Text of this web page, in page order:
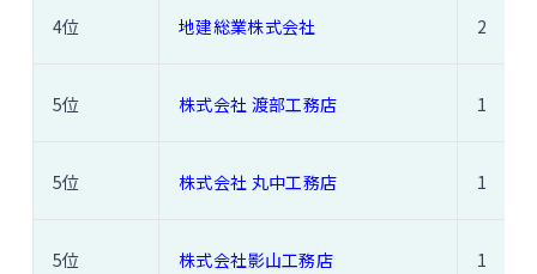
4位 地建総業株式会社 2
5位 株式会社 渡部工務店 1
5位 株式会社 丸中工務店 1
5位 株式会社影山工務店 1